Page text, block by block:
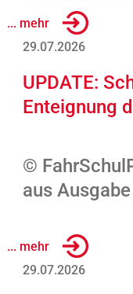
... mehr
29.07.2026
UPDATE:
Enteignung
©
aus
... mehr
29.07.2026